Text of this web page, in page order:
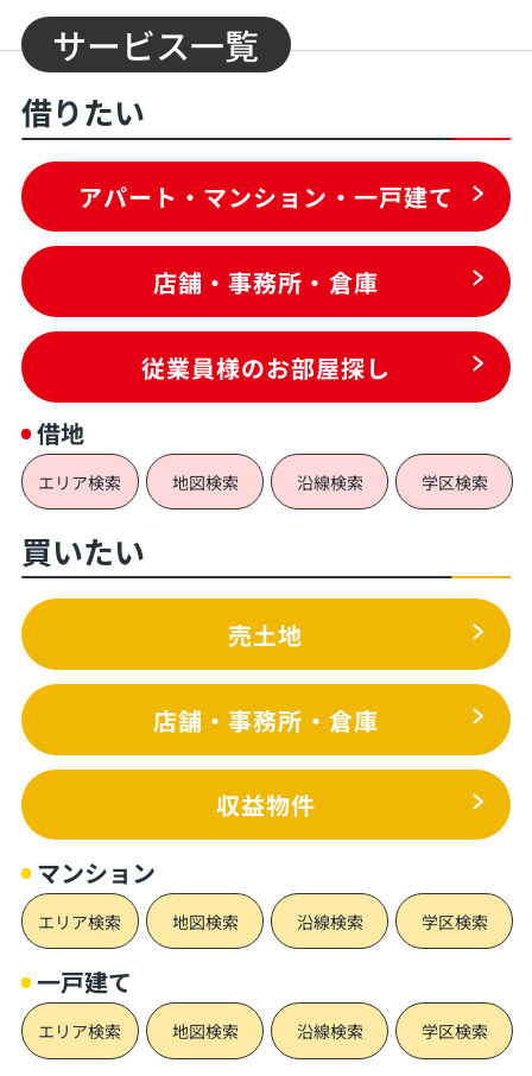
サービス一覧
借りたい
アパート・マンション・一戸建て
店舗・事務所・倉庫
従業員様のお部屋探し
借地
エリア検索 地図検索 沿線検索 学区検索
買いたい
売土地
店舗・事務所・倉庫
収益物件
マンション
エリア検索 地図検索 沿線検索 学区検索
一戸建て
エリア検索 地図検索 沿線検索 学区検索